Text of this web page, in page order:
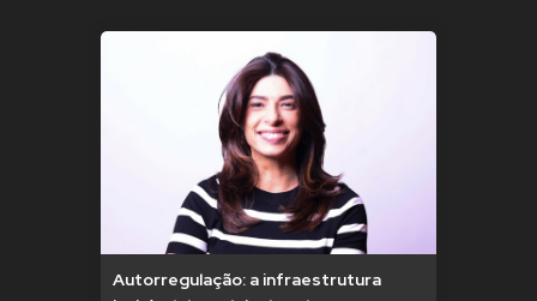
Autorregulação: a infraestrutura